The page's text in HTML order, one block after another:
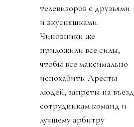
телевизоров с друзьями
и вкусняшками.
Чиновники же
приложили все силы,
чтобы все максимально
испохабить. Аресты
людей, запреты на въезд
сотрудникам команд и
лучшему арбитру